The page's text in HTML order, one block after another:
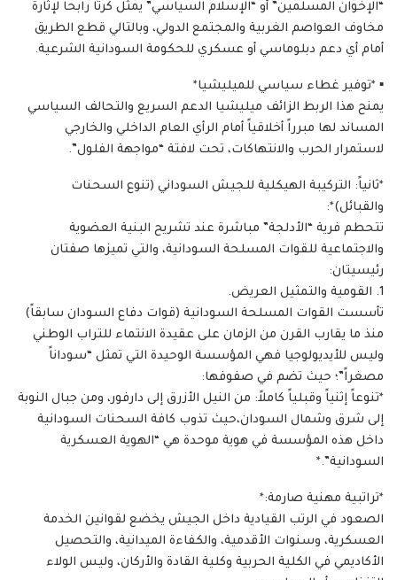
“الإخوان المسلمين” أو “الإسلام السياسي” يمثل كرتًا رابحاً لإثارة
مخاوف العواصم الغربية والمجتمع الدولي، وبالتالي قطع الطريق
أمام أي دعم دبلوماسي أو عسكري للحكومة السودانية الشرعية.
▪︎ *​توفير غطاء سياسي للميليشيا*
يمنح هذا الربط الزائف ميليشيا الدعم السريع والتحالف السياسي
المساند لها مبرراً أخلاقياً أمام الرأي العام الداخلي والخارجي
لاستمرار الحرب والانتهاكات، تحت لافتة “مواجهة الفلول”.
*​ثانياً: التركيبة الهيكلية للجيش السوداني (تنوع السحنات
والقبائل)*:
​تتحطم فرية “الأدلجة” مباشرة عند تشريح البنية العضوية
والاجتماعية للقوات المسلحة السودانية، والتي تميزها صفتان
رئيسيتان:
​1. القومية والتمثيل العريض.
​تأسست القوات المسلحة السودانية (قوات دفاع السودان سابقاً)
منذ ما يقارب القرن من الزمان على عقيدة الانتماء للتراب الوطني
وليس للأيديولوجيا فهي المؤسسة الوحيدة التي تمثل “سوداناً
مصغراً”؛ حيث تضم في صفوفها:
*​تنوعاً إثنياً وقبلياً كاملاً: من النيل الأزرق إلى دارفور، ومن جبال النوبة
إلى شرق وشمال السودان،حيث تذوب كافة السحنات السودانية
داخل هذه المؤسسة في هوية موحدة هي “الهوية العسكرية
السودانية”.*
*​تراتبية مهنية صارمة:*
الصعود في الرتب القيادية داخل الجيش يخضع لقوانين الخدمة
العسكرية، وسنوات الأقدمية، والكفاءة الميدانية، والتحصيل
الأكاديمي في الكلية الحربية وكلية القادة والأركان، وليس الولاء